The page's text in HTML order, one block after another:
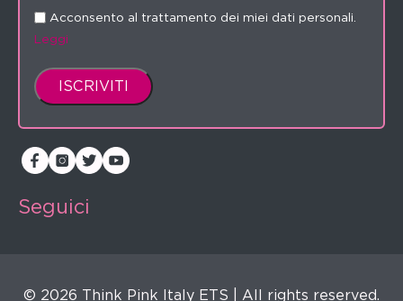
Acconsento al trattamento dei miei dati personali.
Leggi
Seguici
© 2026 Think Pink Italy ETS | All rights reserved.